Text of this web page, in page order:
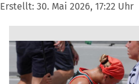
Erstellt: 30. Mai 2026, 17:22 Uhr